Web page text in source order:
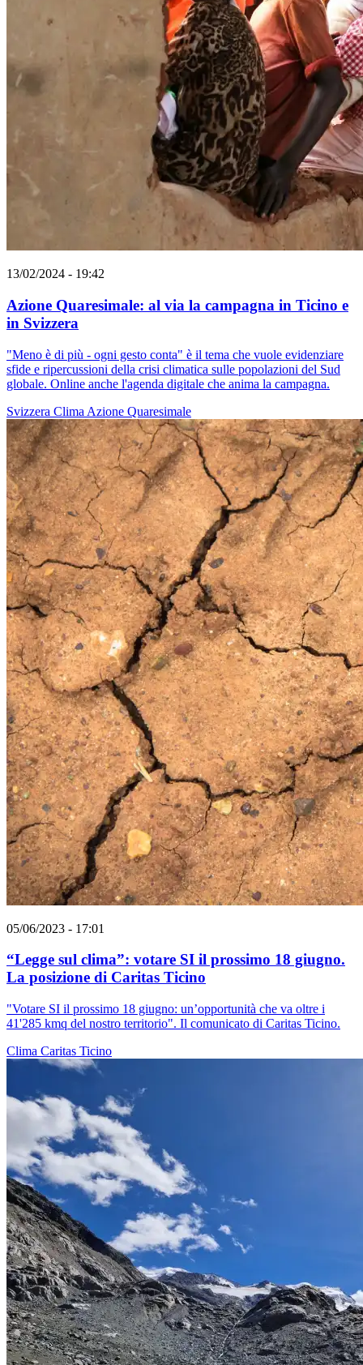
13/02/2024 - 19:42
Azione Quaresimale: al via la campagna in Ticino e
in Svizzera
"Meno è di più - ogni gesto conta" è il tema che vuole evidenziare
sfide e ripercussioni della crisi climatica sulle popolazioni del Sud
globale. Online anche l'agenda digitale che anima la campagna.
Svizzera Clima Azione Quaresimale
05/06/2023 - 17:01
“Legge sul clima”: votare SI il prossimo 18 giugno.
La posizione di Caritas Ticino
"Votare SI il prossimo 18 giugno: un’opportunità che va oltre i
41'285 kmq del nostro territorio". Il comunicato di Caritas Ticino.
Clima Caritas Ticino